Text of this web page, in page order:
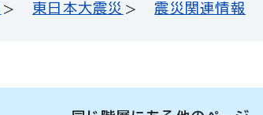
東日本大震災 震災関連情報